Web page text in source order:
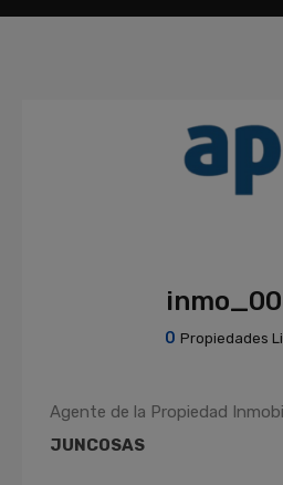
0 Propiedades
Agente de la Propiedad
JUNCOSAS